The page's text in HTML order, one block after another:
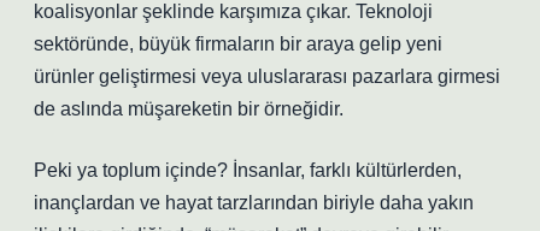
koalisyonlar şeklinde karşımıza çıkar. Teknoloji
sektöründe, büyük firmaların bir araya gelip yeni
ürünler geliştirmesi veya uluslararası pazarlara girmesi
de aslında müşareketin bir örneğidir.
Peki ya toplum içinde? İnsanlar, farklı kültürlerden,
inançlardan ve hayat tarzlarından biriyle daha yakın